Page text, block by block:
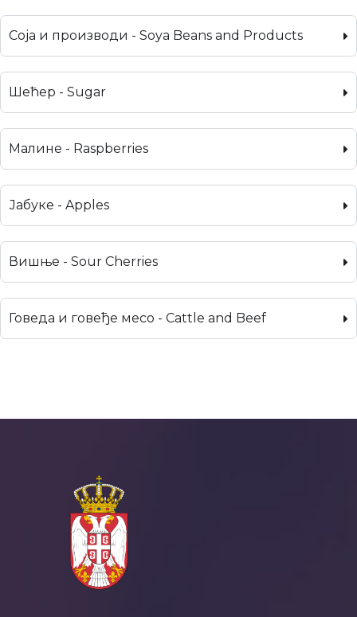
Соја и производи - Soya Beans and Products
Шећер - Sugar
Малине - Raspberries
Јабуке - Apples
Вишње - Sour Cherries
Говеда и говеђе месо - Cattle and Beef